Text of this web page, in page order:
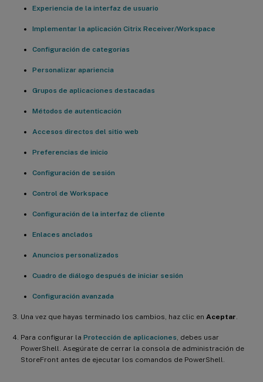
Experiencia de la interfaz de usuario
Implementar la aplicación Citrix Receiver/Workspace
Configuración de categorías
Personalizar apariencia
Grupos de aplicaciones destacadas
Métodos de autenticación
Accesos directos del sitio web
Preferencias de inicio
Configuración de sesión
Control de Workspace
Configuración de la interfaz de cliente
Enlaces anclados
Anuncios personalizados
Cuadro de diálogo después de iniciar sesión
Configuración avanzada
Una vez que hayas terminado los cambios, haz clic en Aceptar.
Para configurar la Protección de aplicaciones, debes usar
PowerShell. Asegúrate de cerrar la consola de administración de
StoreFront antes de ejecutar los comandos de PowerShell.